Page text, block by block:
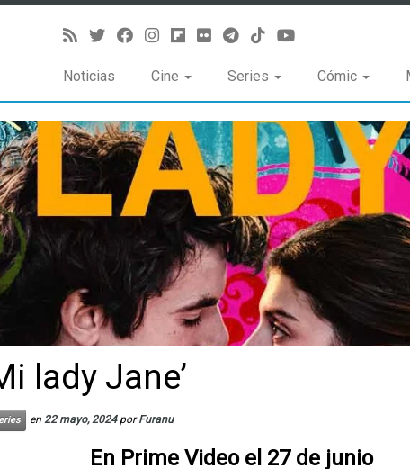
Noticias Cine Series Cómic
lady Jane’
en 22 mayo, 2024 porFuranu
En Prime Video el 27 de junio